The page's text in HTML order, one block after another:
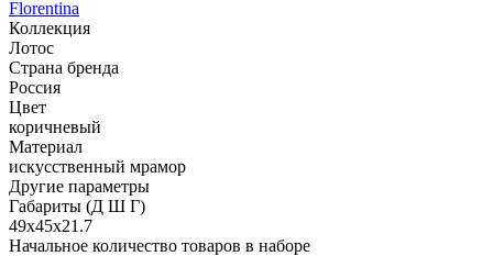
Florentina
Коллекция
Лотос
Страна бренда
Россия
Цвет
коричневый
Материал
искусственный мрамор
Другие параметры
Габариты (Д Ш Г)
49х45х21.7
Начальное количество товаров в наборе